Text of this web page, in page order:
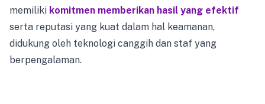
memiliki komitmen memberikan hasil yang efektif
serta reputasi yang kuat dalam hal keamanan,
didukung oleh teknologi canggih dan staf yang
berpengalaman.